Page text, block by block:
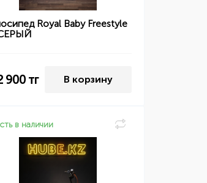
Royal Baby Freestyle
900 тг В корзину
в наличии